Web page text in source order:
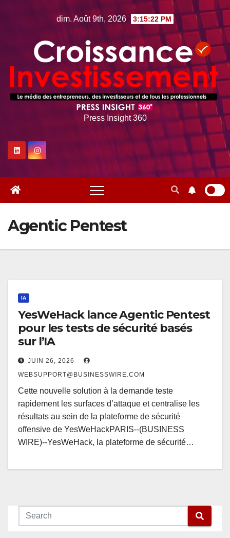
dim. Août 9th, 2026 3:15:23 PM
Press Insight 360
Agentic Pentest
IA
YesWeHack lance Agentic Pentest
pour les tests de sécurité basés
sur l’IA
JUIN 26, 2026
WEBSUPPORT@BUSINESSWIRE.COM
Cette nouvelle solution à la demande teste
rapidement les surfaces d’attaque et centralise les
résultats au sein de la plateforme de sécurité
offensive de YesWeHackPARIS--(BUSINESS
WIRE)--YesWeHack, la plateforme de sécurité…